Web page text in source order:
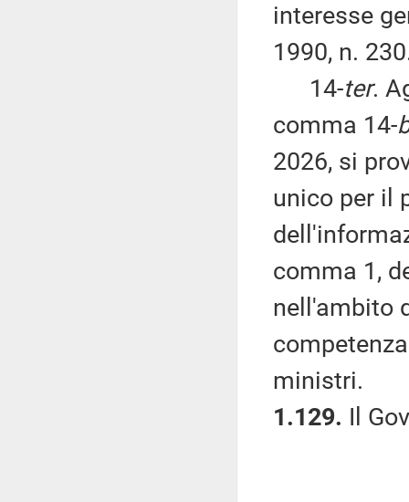
interesse
1990, n.
14-ter.
comma 14-
2026, si
unico per il
comma 1,
nell'ambito
ministri.
1.129. Il